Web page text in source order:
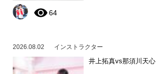
64
2026.08.02 インストラクター
井上拓真vs那須川天心